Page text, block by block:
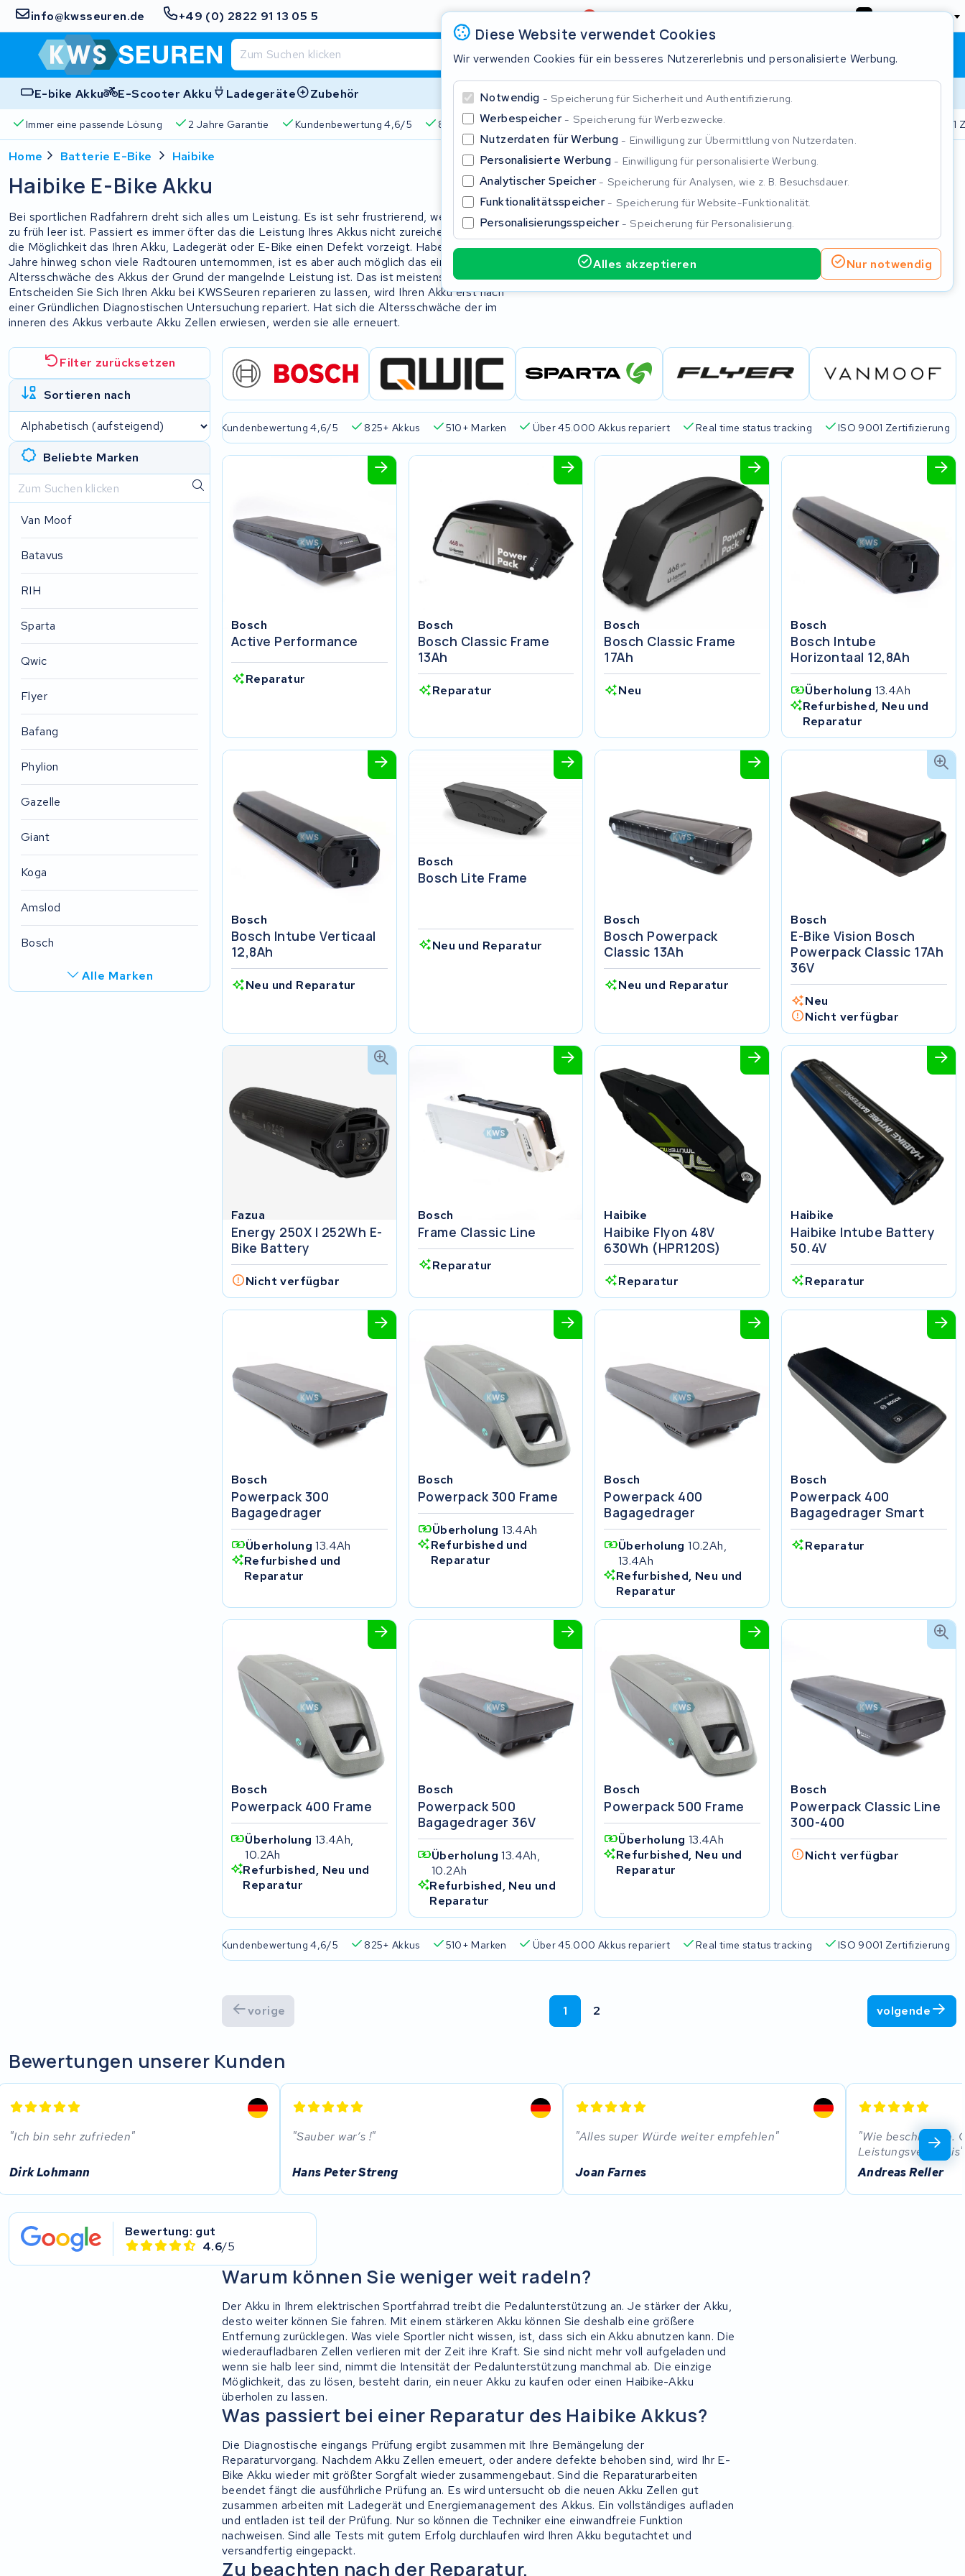
info@kwsseuren.de +49 (0) 2822 91 13 05 5 Bewertung4,6/5 Deutschland
Warenkorb Anmeldung
E-bike Akku E-Scooter Akku Ladegeräte Zubehör
passende Lösung 2 Jahre Garantie Kundenbewertung 4,6/5 825+ Akkus 510+ Marken Über 45.000 Akkus repariert Real time status tracking ISO 9001 Zertifizierung
Diese Website verwendet Cookies
Wir verwenden Cookies für ein besseres Nutzererlebnis und personalisierte Werbung.
Notwendig Speicherung für Sicherheit und Authentifizierung.
Werbespeicher Speicherung für Werbezwecke.
Nutzerdaten für Werbung Einwilligung zur Übermittlung von Nutzerdaten.
Personalisierte Werbung Einwilligung für personalisierte Werbung.
Analytischer Speicher Speicherung für Analysen, wie z. B. Besuchsdauer.
Funktionalitätsspeicher Speicherung für Website-Funktionalität.
Personalisierungsspeicher Speicherung für Personalisierung.
Alles akzeptieren Nur notwendig
Home Batterie E-Bike Haibike
Haibike E-Bike Akku
Bei sportlichen Radfahrern dreht sich alles um Leistung. Es ist sehr frustrierend, wenn Ihren Akku
zu früh leer ist. Passiert es immer öfter das die Leistung Ihres Akkus nicht zureichend ist, besteht
die Möglichkeit das Ihren Akku, Ladegerät oder E-Bike einen Defekt vorzeigt. Haben Sie aber über
Jahre hinweg schon viele Radtouren unternommen, ist es aber auch möglich das eine
Altersschwäche des Akkus der Grund der mangelnde Leistung ist. Das ist meistens der Fall.
Entscheiden Sie Sich Ihren Akku bei KWSSeuren reparieren zu lassen, wird Ihren Akku erst nach
einer Gründlichen Diagnostischen Untersuchung repariert. Hat sich die Altersschwäche der im
inneren des Akkus verbaute Akku Zellen erwiesen, werden sie alle erneuert.
Filter zurücksetzen
Sortieren nach
Beliebte Marken
Van Moof
Batavus
RIH
Sparta
Qwic
Flyer
Bafang
Phylion
Gazelle
Giant
Koga
Amslod
Bosch
Alle Marken
Zuchetti
E-kuma
Malaguti
Puch
Motocaddy
Immer eine passende Lösung 2 Jahre Garantie Kundenbewertung 4,6/5 825+ Akkus 510+ Marken Über 45.000 Akkus repariert Real time status
Bosch
Active Performance
Reparatur
Bosch
Bosch Classic Frame
13Ah
Reparatur
Bosch
Bosch Classic Frame
17Ah
Neu
Bosch
Bosch Intube
Horizontaal 12,8Ah
Überholung 13.4Ah
Refurbished, Neu und
Reparatur
Bosch
Bosch Intube Verticaal
12,8Ah
Neu und Reparatur
Bosch
Bosch Lite Frame
Neu und Reparatur
Bosch
Bosch Powerpack
Classic 13Ah
Neu und Reparatur
Bosch
E-Bike Vision Bosch
Powerpack Classic 17Ah
36V
Neu
Nicht verfügbar
Fazua
Energy 250X I 252Wh E-
Bike Battery
Nicht verfügbar
Bosch
Frame Classic Line
Reparatur
Haibike
Haibike Flyon 48V
630Wh (HPR120S)
Reparatur
Haibike
Haibike Intube Battery
50.4V
Reparatur
Bosch
Powerpack 300
Bagagedrager
Überholung13.4Ah
Refurbished und
Reparatur
Bosch
Powerpack 300 Frame
Überholung13.4Ah
Refurbished und
Reparatur
Bosch
Powerpack 400
Bagagedrager
Überholung10.2Ah,
13.4Ah
Refurbished, Neu und
Reparatur
Bosch
Powerpack 400
Bagagedrager Smart
Reparatur
Bosch
Powerpack 400 Frame
Überholung 13.4Ah,
10.2Ah
Refurbished, Neu und
Reparatur
Bosch
Powerpack 500
Bagagedrager 36V
Überholung13.4Ah,
10.2Ah
Refurbished, Neu und
Reparatur
Bosch
Powerpack 500 Frame
Überholung 13.4Ah
Refurbished, Neu und
Reparatur
Bosch
Powerpack Classic Line
300-400
Nicht verfügbar
Immer eine passende Lösung 2 Jahre Garantie Kundenbewertung 4,6/5 825+ Akkus 510+ Marken Über 45.000 Akkus repariert Real time status
vorige 1 2 volgende
Bewertungen unserer Kunden
Ich bin sehr zufrieden
Dirk Lohmann
Sauber war’s !
Hans Peter Streng
Alles super Würde weiter empfehlen
Joan Farnes
Wie beschrieben.
Leistungsverhätnis
Andreas Reller
Bewertung: gut
4.6/5
Warum können Sie weniger weit radeln?
Der Akku in Ihrem elektrischen Sportfahrrad treibt die Pedalunterstützung an. Je stärker der Akku,
desto weiter können Sie fahren. Mit einem stärkeren Akku können Sie deshalb eine größere
Entfernung zurücklegen. Was viele Sportler nicht wissen, ist, dass sich ein Akku abnutzen kann. Die
wiederaufladbaren Zellen verlieren mit der Zeit ihre Kraft. Sie sind nicht mehr voll aufgeladen und
wenn sie halb leer sind, nimmt die Intensität der Pedalunterstützung manchmal ab. Die einzige
Möglichkeit, das zu lösen, besteht darin, ein neuer Akku zu kaufen oder einen Haibike-Akku
überholen zu lassen.
Was passiert bei einer Reparatur des Haibike Akkus?
Die Diagnostische eingangs Prüfung ergibt zusammen mit Ihre Bemängelung der
Reparaturvorgang. Nachdem Akku Zellen erneuert, oder andere defekte behoben sind, wird Ihr E-
Bike Akku wieder mit größter Sorgfalt wieder zusammengebaut. Sind die Reparaturarbeiten
beendet fängt die ausführliche Prüfung an. Es wird untersucht ob die neuen Akku Zellen gut
zusammen arbeiten mit Ladegerät und Energiemanagement des Akkus. Ein vollständiges aufladen
und entladen ist teil der Prüfung. Nur so können die Techniker eine einwandfreie Funktion
nachweisen. Sind alle Tests mit gutem Erfolg durchlaufen wird Ihren Akku begutachtet und
versandfertig eingepackt.
Zu beachten nach der Reparatur.
Schließen
Beginnen Sie mit der Eingabe in der Suchleiste, um zu suchen